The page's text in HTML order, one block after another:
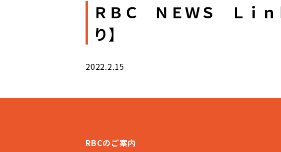
ＲＢＣ ＮＥＷＳ Ｌｉｎ
り】
2022.2.15
RBCのご案内